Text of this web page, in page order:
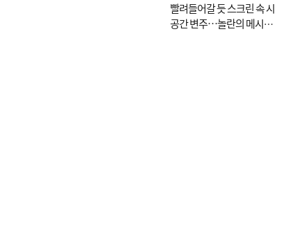
빨려들어갈 듯 스크린 속 시
공간 변주…놀란의 메시지